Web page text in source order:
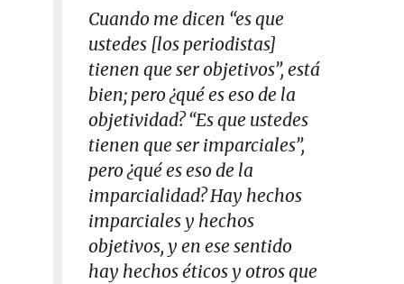
Cuando me dicen “es que
ustedes [los periodistas]
tienen que ser objetivos”, está
bien; pero ¿qué es eso de la
objetividad? “Es que ustedes
tienen que ser imparciales”,
pero ¿qué es eso de la
imparcialidad? Hay hechos
imparciales y hechos
objetivos, y en ese sentido
hay hechos éticos y otros que